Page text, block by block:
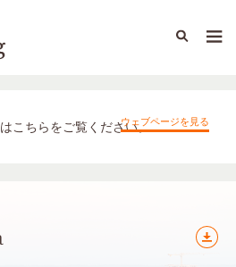
こちらをご覧ください。ウェブページを見る